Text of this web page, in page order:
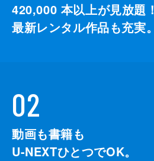
420,000 本以上が見放題！
最新レンタル作品も充実。
02
動画も書籍も
U-NEXTひとつでOK。